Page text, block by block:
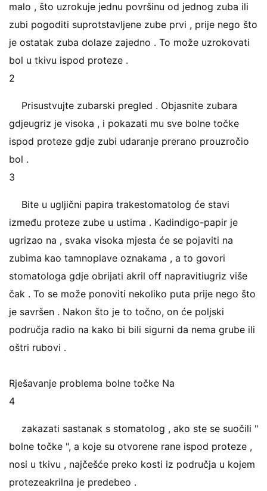
malo , što uzrokuje jednu površinu od jednog zuba ili
zubi pogoditi suprotstavljene zube prvi , prije nego što
je ostatak zuba dolaze zajedno . To može uzrokovati
bol u tkivu ispod proteze .
2
Prisustvujte zubarski pregled . Objasnite zubara
gdjeugriz je visoka , i pokazati mu sve bolne točke
ispod proteze gdje zubi udaranje prerano prouzročio
bol .
3
Bite u ugljični papira trakestomatolog će stavi
između proteze zube u ustima . Kadindigo-papir je
ugrizao na , svaka visoka mjesta će se pojaviti na
zubima kao tamnoplave oznakama , a to govori
stomatologa gdje obrijati akril off napravitiugriz više
čak . To se može ponoviti nekoliko puta prije nego što
je savršen . Nakon što je to točno, on će poljski
područja radio na kako bi bili sigurni da nema grube ili
oštri rubovi .
Rješavanje problema bolne točke Na
4
zakazati sastanak s stomatolog , ako ste se suočili "
bolne točke ", a koje su otvorene rane ispod proteze ,
nosi u tkivu , najčešće preko kosti iz područja u kojem
protezeakrilna je predebeo .